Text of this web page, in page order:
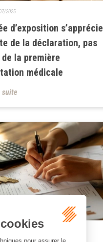
d’exposition s’apprécie
de la déclaration, pas
la première
médicale
2025
suite